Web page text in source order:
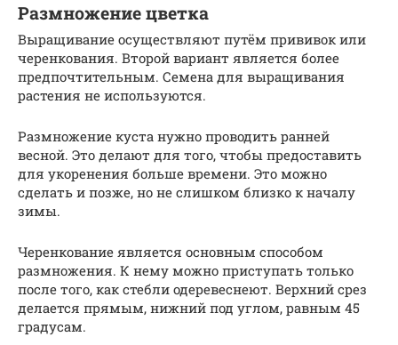
Размножение цветка
Выращивание осуществляют путём прививок или
черенкования. Второй вариант является более
предпочтительным. Семена для выращивания
растения не используются.
Размножение куста нужно проводить ранней
весной. Это делают для того, чтобы предоставить
для укоренения больше времени. Это можно
сделать и позже, но не слишком близко к началу
зимы.
Черенкование является основным способом
размножения. К нему можно приступать только
после того, как стебли одеревеснеют. Верхний срез
делается прямым, нижний под углом, равным 45
градусам.